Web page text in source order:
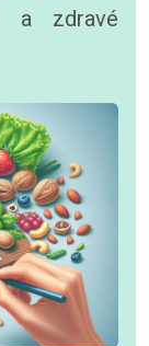
a zdravé